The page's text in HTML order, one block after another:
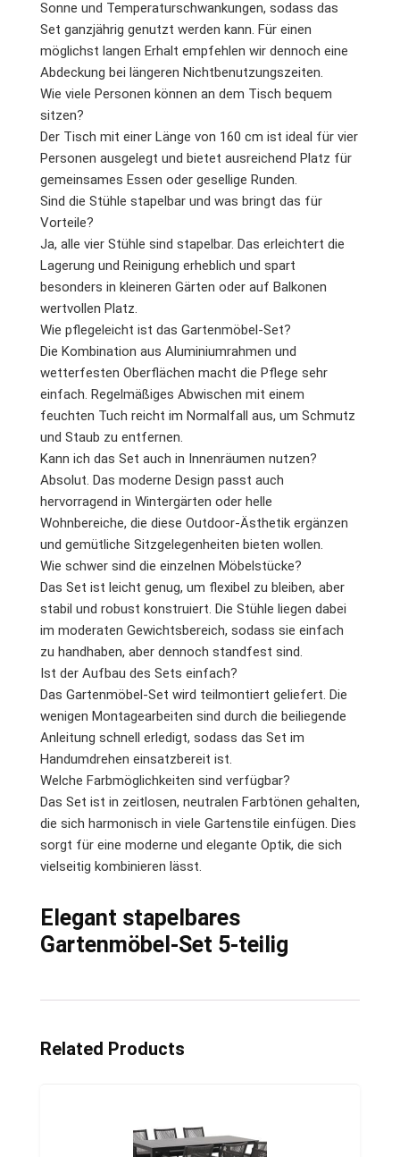
Sonne und Temperaturschwankungen, sodass das
Set ganzjährig genutzt werden kann. Für einen
möglichst langen Erhalt empfehlen wir dennoch eine
Abdeckung bei längeren Nichtbenutzungszeiten.
Wie viele Personen können an dem Tisch bequem
sitzen?
Der Tisch mit einer Länge von 160 cm ist ideal für vier
Personen ausgelegt und bietet ausreichend Platz für
gemeinsames Essen oder gesellige Runden.
Sind die Stühle stapelbar und was bringt das für
Vorteile?
Ja, alle vier Stühle sind stapelbar. Das erleichtert die
Lagerung und Reinigung erheblich und spart
besonders in kleineren Gärten oder auf Balkonen
wertvollen Platz.
Wie pflegeleicht ist das Gartenmöbel-Set?
Die Kombination aus Aluminiumrahmen und
wetterfesten Oberflächen macht die Pflege sehr
einfach. Regelmäßiges Abwischen mit einem
feuchten Tuch reicht im Normalfall aus, um Schmutz
und Staub zu entfernen.
Kann ich das Set auch in Innenräumen nutzen?
Absolut. Das moderne Design passt auch
hervorragend in Wintergärten oder helle
Wohnbereiche, die diese Outdoor-Ästhetik ergänzen
und gemütliche Sitzgelegenheiten bieten wollen.
Wie schwer sind die einzelnen Möbelstücke?
Das Set ist leicht genug, um flexibel zu bleiben, aber
stabil und robust konstruiert. Die Stühle liegen dabei
im moderaten Gewichtsbereich, sodass sie einfach
zu handhaben, aber dennoch standfest sind.
Ist der Aufbau des Sets einfach?
Das Gartenmöbel-Set wird teilmontiert geliefert. Die
wenigen Montagearbeiten sind durch die beiliegende
Anleitung schnell erledigt, sodass das Set im
Handumdrehen einsatzbereit ist.
Welche Farbmöglichkeiten sind verfügbar?
Das Set ist in zeitlosen, neutralen Farbtönen gehalten,
die sich harmonisch in viele Gartenstile einfügen. Dies
sorgt für eine moderne und elegante Optik, die sich
vielseitig kombinieren lässt.
Elegant stapelbares
Gartenmöbel-Set 5-teilig
Related Products